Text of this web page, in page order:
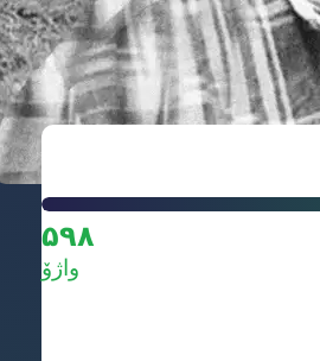
۵۹۸
واژۆ